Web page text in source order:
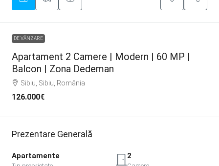
DE VÂNZARE
Apartament 2 Camere | Modern | 60 MP |
Balcon | Zona Dedeman
Sibiu, Sibiu, România
126.000€
Prezentare Generală
Apartamente 2